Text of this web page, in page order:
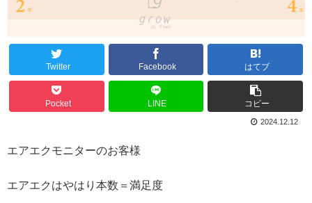
Twitter Facebook はてブ
Pocket LINE コピー
2024.12.12
エアエクモニターのお客様
エアエクはやはり本数＝満足度